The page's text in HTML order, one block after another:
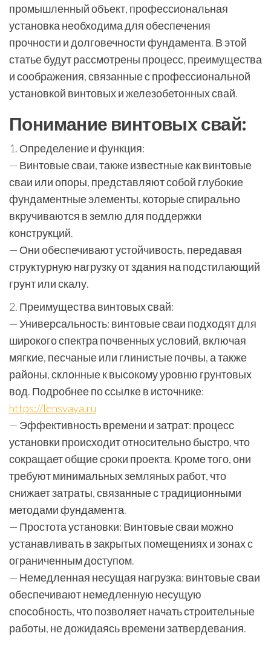
промышленный объект, профессиональная
установка необходима для обеспечения
прочности и долговечности фундамента. В этой
статье будут рассмотрены процесс, преимущества
и соображения, связанные с профессиональной
установкой винтовых и железобетонных свай.
Понимание винтовых свай:
1. Определение и функция:
— Винтовые сваи, также известные как винтовые
сваи или опоры, представляют собой глубокие
фундаментные элементы, которые спирально
вкручиваются в землю для поддержки
конструкций.
— Они обеспечивают устойчивость, передавая
структурную нагрузку от здания на подстилающий
грунт или скалу.
2. Преимущества винтовых свай:
— Универсальность: винтовые сваи подходят для
широкого спектра почвенных условий, включая
мягкие, песчаные или глинистые почвы, а также
районы, склонные к высокому уровню грунтовых
вод. Подробнее по ссылке в источнике:
https://lensvaya.ru
— Эффективность времени и затрат: процесс
установки происходит относительно быстро, что
сокращает общие сроки проекта. Кроме того, они
требуют минимальных земляных работ, что
снижает затраты, связанные с традиционными
методами фундамента.
— Простота установки: Винтовые сваи можно
устанавливать в закрытых помещениях и зонах с
ограниченным доступом.
— Немедленная несущая нагрузка: винтовые сваи
обеспечивают немедленную несущую
способность, что позволяет начать строительные
работы, не дожидаясь времени затвердевания.